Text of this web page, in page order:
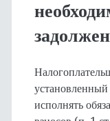
установленный
исполнять